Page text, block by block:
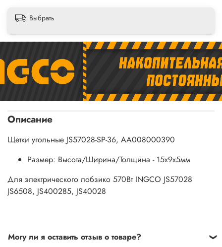
Выбрать
Описание
Щетки угольные JS57028-SP-36, AA008000390
Размер: Высота/Ширина/Толщина - 15х9х5мм
Для электрического лобзико 570Вт INGCO JS57028
JS6508, JS400285, JS40028